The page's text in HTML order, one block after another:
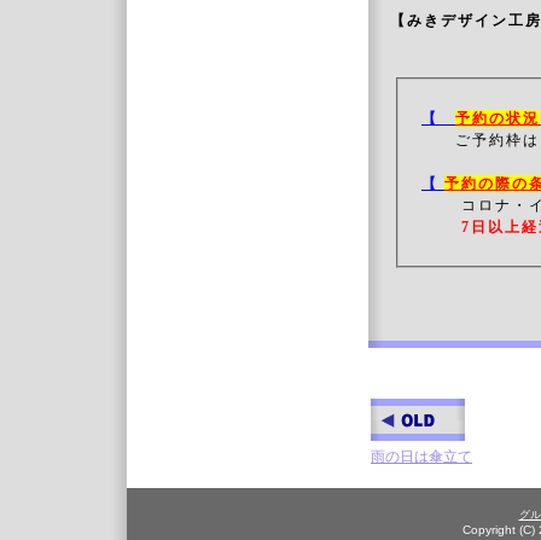
【みきデザイン工
【 予約の状況
ご予約枠は
【 予約の際の
コロナ・
7日以上
雨の日は傘立て
グ
Copyright (C)